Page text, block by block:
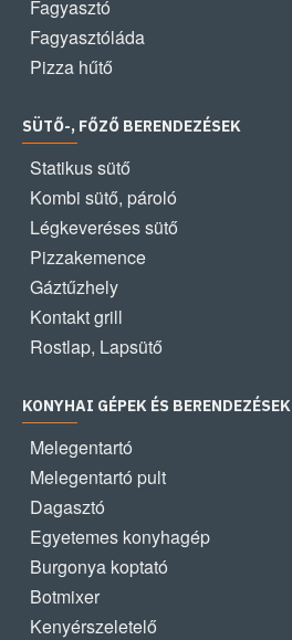
Fagyasztó
Fagyasztóláda
Pizza hűtő
SÜTŐ-, FŐZŐ BERENDEZÉSEK
Statikus sütő
Kombi sütő, pároló
Légkeveréses sütő
Pizzakemence
Gáztűzhely
Kontakt grill
Rostlap, Lapsütő
KONYHAI GÉPEK ÉS BERENDEZÉSEK
Melegentartó
Melegentartó pult
Dagasztó
Egyetemes konyhagép
Burgonya koptató
Botmixer
Kenyérszeletelő